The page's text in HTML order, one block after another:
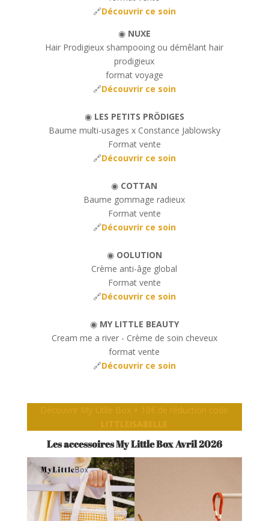
🔗Découvrir ce soin
◉ NUXE
Hair Prodigieux shampooing ou démêlant hair
prodigieux
format voyage
🔗Découvrir ce soin
◉ LES PETITS PRÖDIGES
Baume multi-usages x Constance Jablowsky
Format vente
🔗Découvrir ce soin
◉ COTTAN
Baume gommage radieux
Format vente
🔗Découvrir ce soin
◉ OOLUTION
Crème anti-âge global
Format vente
🔗Découvrir ce soin
◉ MY LITTLE BEAUTY
Cream me a river - Crème de soin cheveux
format vente
🔗Découvrir ce soin
Découvrir My Litlle Box + 10€ de réduction code
LITTLEISABELLE
Les accessoires My Little BoxAvril 2026